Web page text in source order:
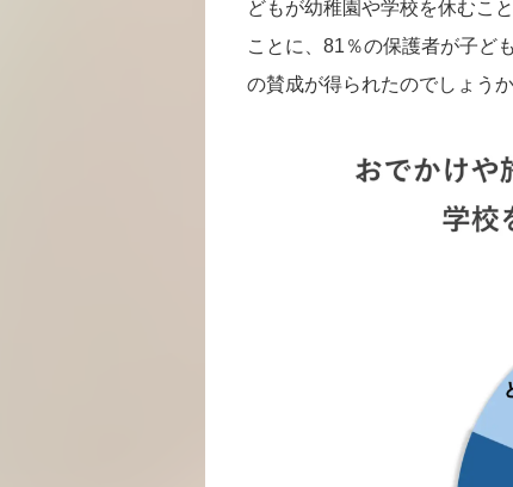
どもが幼稚園や学校を休むこ
ことに、81％の保護者が子ど
の賛成が得られたのでしょうか